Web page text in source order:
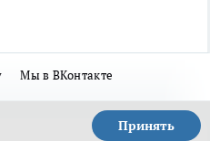
Мы в ВКонтакте
Принять